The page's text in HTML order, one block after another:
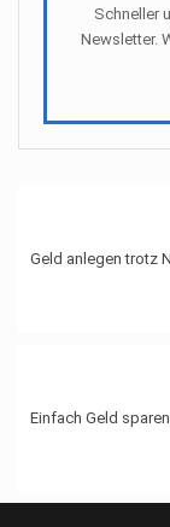
Schneller
Newsletter.
Geld anlegen trotz
Einfach Geld